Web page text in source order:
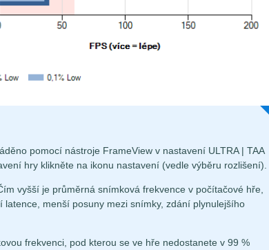
pomocí nástroje FrameView v nastavení ULTRA | TAA
hry klikněte na ikonu nastavení (vedle výběru rozlišení).
vyšší je průměrná snímková frekvence v počítačové hře,
menší posuny mezi snímky, zdání plynulejšího
frekvenci, pod kterou se ve hře nedostanete v 99 %